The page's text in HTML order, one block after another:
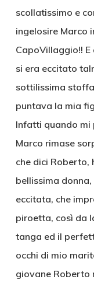
scollatissimo e
ingelosire Marco
CapoVillaggio!!
si era eccitato
sottilissima
puntava la mia
Infatti quando mi
Marco rimase
che dici Roberto,
bellissima donna,
eccitata, che
piroetta, così da
tanga ed il
occhi di mio
giovane Roberto